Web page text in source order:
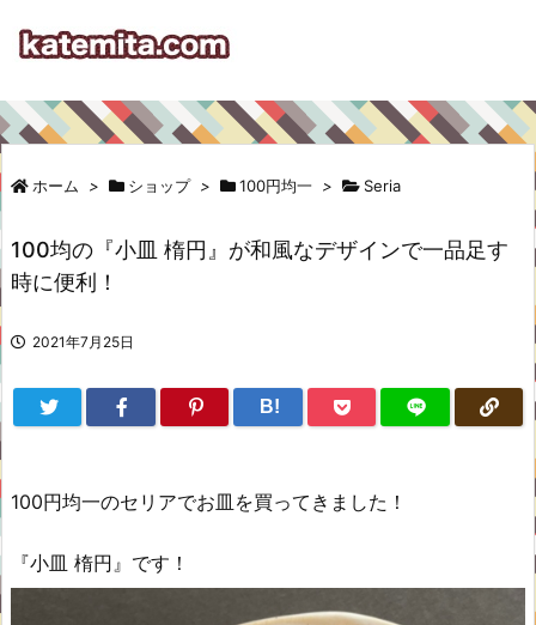
ホーム > ショップ > 100円均一 > Seria
100均の『小皿 楕円』が和風なデザインで一品足す
時に便利！
2021年7月25日
B!
100円均一のセリアでお皿を買ってきました！
『小皿 楕円』です！